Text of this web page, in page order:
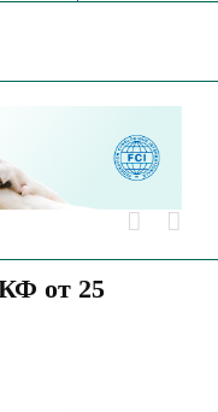
от 25